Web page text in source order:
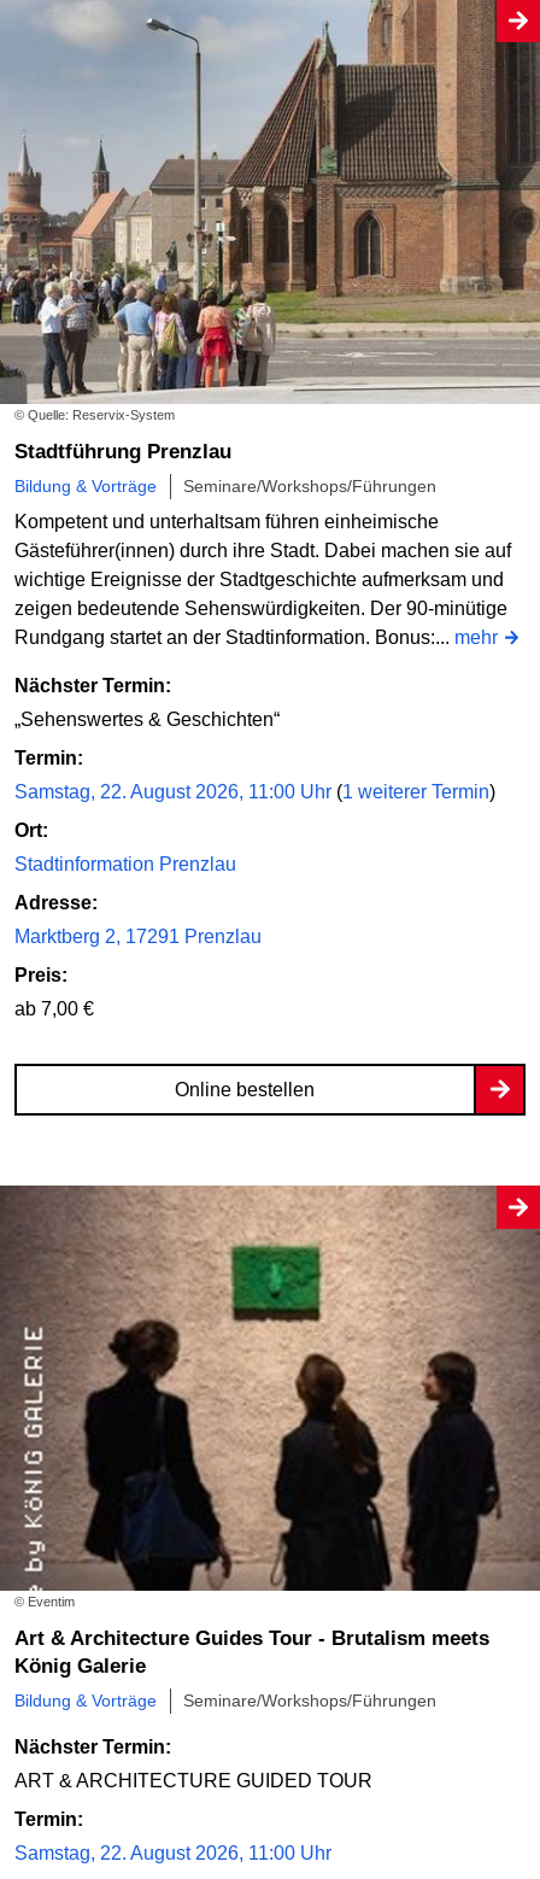
© Quelle: Reservix-System
Stadtführung Prenzlau
Bildung & Vorträge Seminare/Workshops/Führungen
Kompetent und unterhaltsam führen einheimische
Gästeführer(innen) durch ihre Stadt. Dabei machen sie auf
wichtige Ereignisse der Stadtgeschichte aufmerksam und
zeigen bedeutende Sehenswürdigkeiten. Der 90-minütige
Rundgang startet an der Stadtinformation. Bonus:... mehr
Nächster Termin:
„Sehenswertes & Geschichten“
Termin:
Samstag, 22. August 2026, 11:00 Uhr (1 weiterer Termin)
Ort:
Stadtinformation Prenzlau
Adresse:
Marktberg 2, 17291 Prenzlau
Preis:
ab 7,00 €
Online bestellen
© Eventim
Art & Architecture Guides Tour - Brutalism meets
König Galerie
Bildung & Vorträge Seminare/Workshops/Führungen
Nächster Termin:
ART & ARCHITECTURE GUIDED TOUR
Termin:
Samstag, 22. August 2026, 11:00 Uhr